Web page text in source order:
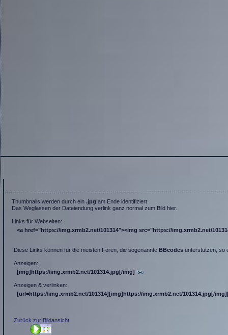
Thumbnails werden durch ein .jpg am Ende identifiziert.
Das Weglassen der Dateiendung verlink ganz normal zum Bild hier.
Links für Webseiten:
<a href="https://img.xrmb2.net/101314"><img src="https://img.xrmb2.net/
Diese Links können für die meisten Foren, die sogenannte BBcodes unterstützen, so
Anzeigen:
[img]https://img.xrmb2.net/101314.jpg[/img]
Anzeigen & verlinken:
[url=https://img.xrmb2.net/101314][img]https://img.xrmb2.net/101314.jpg[/
Zurück zur Bildansicht